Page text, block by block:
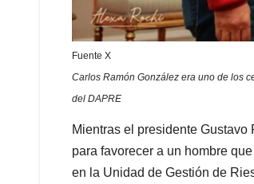
Fuente X
Carlos Ramón González era uno de los
del DAPRE
Mientras el presidente
para favorecer a un hombre
en la Unidad de Gestión de